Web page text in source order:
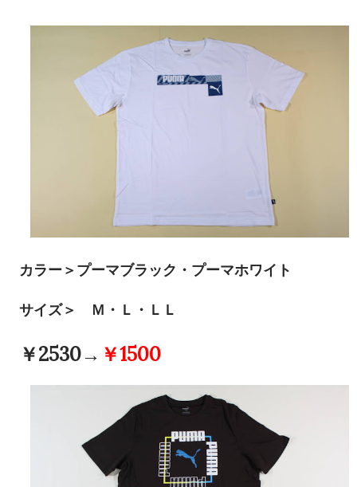
カラー＞プーマブラック・プーマホワイト
サイズ＞ Ｍ・Ｌ・ＬＬ
￥2530→ ￥1500